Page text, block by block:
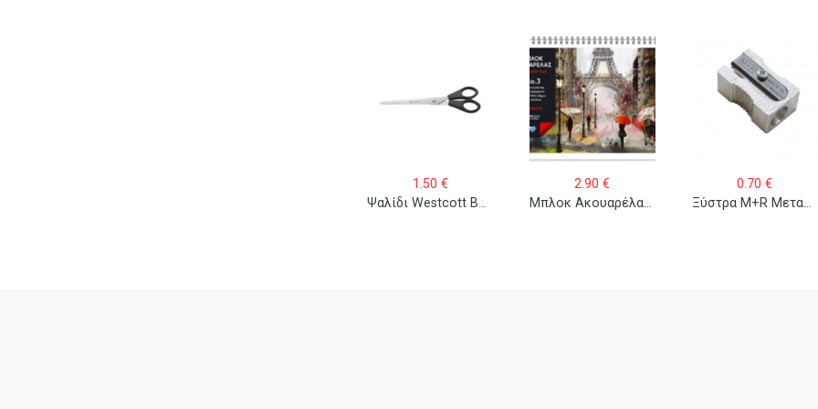
1.50 € 2.90€ 0.70€
Ξύστρα M+R Μεταλλική